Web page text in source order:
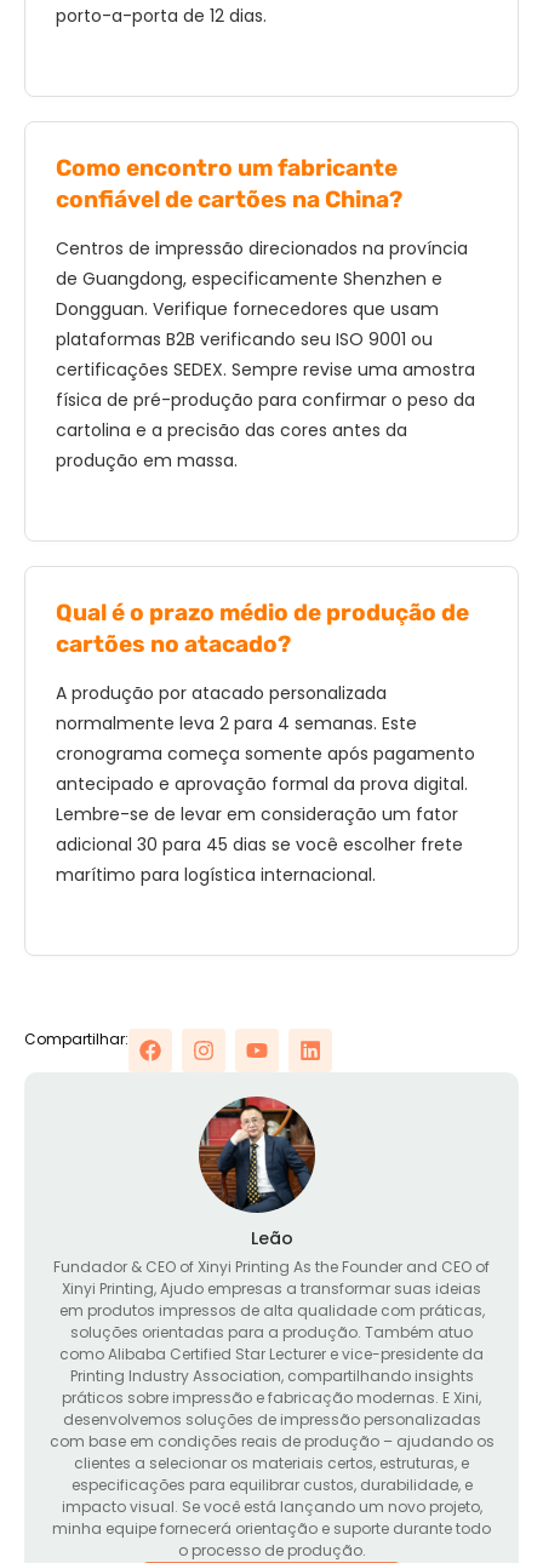
porto-a-porta de 12 dias.
Como encontro um fabricante
confiável de cartões na China?
Centros de impressão direcionados na província
de Guangdong, especificamente Shenzhen e
Dongguan. Verifique fornecedores que usam
plataformas B2B verificando seu ISO 9001 ou
certificações SEDEX. Sempre revise uma amostra
física de pré-produção para confirmar o peso da
cartolina e a precisão das cores antes da
produção em massa.
Qual é o prazo médio de produção de
cartões no atacado?
A produção por atacado personalizada
normalmente leva 2 para 4 semanas. Este
cronograma começa somente após pagamento
antecipado e aprovação formal da prova digital.
Lembre-se de levar em consideração um fator
adicional 30 para 45 dias se você escolher frete
marítimo para logística internacional.
Compartilhar:
Leão
Fundador & CEO of Xinyi Printing As the Founder and CEO of
Xinyi Printing, Ajudo empresas a transformar suas ideias
em produtos impressos de alta qualidade com práticas,
soluções orientadas para a produção. Também atuo
como Alibaba Certified Star Lecturer e vice-presidente da
Printing Industry Association, compartilhando insights
práticos sobre impressão e fabricação modernas. E Xini,
desenvolvemos soluções de impressão personalizadas
com base em condições reais de produção – ajudando os
clientes a selecionar os materiais certos, estruturas, e
especificações para equilibrar custos, durabilidade, e
impacto visual. Se você está lançando um novo projeto,
minha equipe fornecerá orientação e suporte durante todo
o processo de produção.